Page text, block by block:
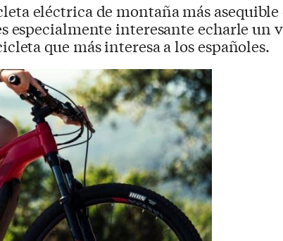
eléctrica de montaña más
especialmente interesante echarle un
que más interesa a los españoles.